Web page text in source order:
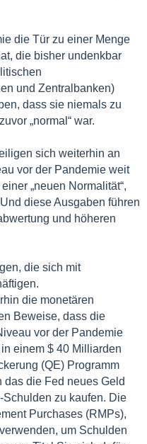
die Tür zu einer Menge
die bisher undenkbar
und Zentralbanken)
dass sie niemals zu
„normal“ war.
sich weiterhin an
vor der Pandemie weit
„neuen Normalität“,
diese Ausgaben führen
und höheren
die sich mit
die monetären
Beweise, dass die
vor der Pandemie
einem $ 40 Milliarden
(QE) Programm
das die Fed neues Geld
zu kaufen. Die
Purchases (RMPs),
um Schulden